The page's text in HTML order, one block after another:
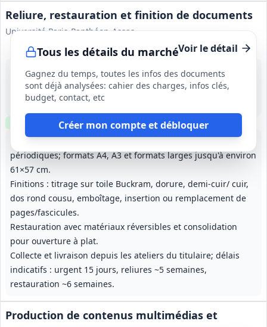
Tous les détails du marché
Gagnez du temps, toutes les infos des documents
sont déjà analysées: cahier des charges, infos clés,
budget, contact, etc
Créer mon compte et débloquer
Reliure, restauration et finition de documents
Université Paris-Panthéon-Assas
Voir le détail
Reliure mécanisée et traditionnelle pour monographies et
périodiques; formats A4, A3 et formats larges jusqu'à environ
61×57 cm.
Finitions : titrage sur toile Buckram, dorure, demi-cuir/ cuir,
dos rond cousu, emboîtage, insertion ou remplacement de
pages/fascicules.
Restauration avec matériaux réversibles et consolidation
pour ouverture à plat.
Collecte et livraison depuis les ateliers du titulaire; délais
indicatifs : urgent 15 jours, reliures ~5 semaines,
restauration ~6 semaines.
4 sept. 2026
Île-de-France
Clause environnementale Échantillons requis
Production de contenus multimédias et